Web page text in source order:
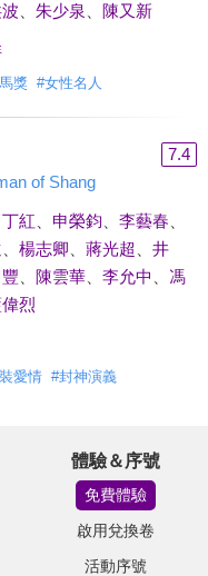
朱少泉 陳又新
獎 #女性名人
7.4
of Shang
丁紅 申榮鈞 李藝春
楊志卿 蔣光超
井
陳雲華、 李允中
馮
烈
愛情 #封神演義
體驗＆序號
免費體驗
啟用兌換卷
活動序號